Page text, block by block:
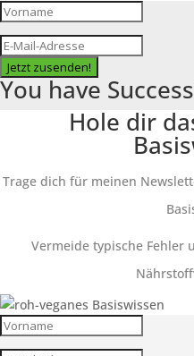
Jetzt zusenden!
You have
Hole dir
Trage dich für meinen
Vermeide typische Fehler